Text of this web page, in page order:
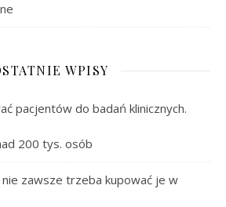
WPISY
pacjentów do badań klinicznych.
200 tys. osób
zawsze trzeba kupować je w